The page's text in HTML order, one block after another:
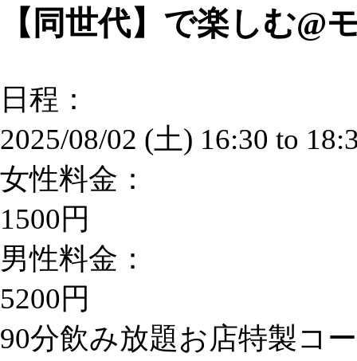
【同世代】で楽しむ@
日程：
2025/08/02 (土) 16:30 to
女性料金：
1500円
男性料金：
5200円
90分飲み放題お店特製コ